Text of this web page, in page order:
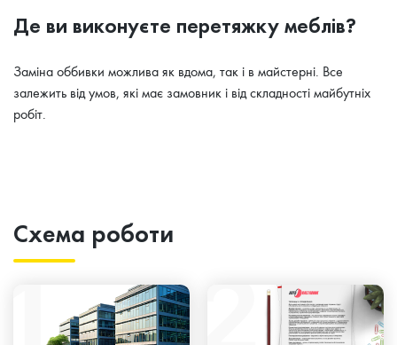
Де ви виконуєте перетяжку меблів?
Заміна оббивки можлива як вдома, так і в майстерні. Все
залежить від умов, які має замовник і від складності майбутніх
робіт.
Схема роботи